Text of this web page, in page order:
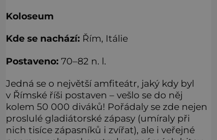
Koloseum
Kde se nachází: Řím, Itálie
Postaveno: 70–82 n. l.
Jedná se o největší amfiteátr, jaký kdy byl
v Římské říši postaven – vešlo se do něj
kolem 50 000 diváků! Pořádaly se zde nejen
proslulé gladiátorské zápasy (umíraly při
nich tisíce zápasníků i zvířat), ale i veřejné